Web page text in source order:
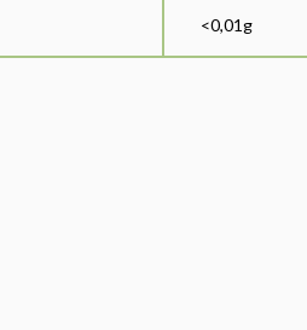
<0,01g